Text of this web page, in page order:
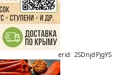
erid: 2SDnjdPjgYS